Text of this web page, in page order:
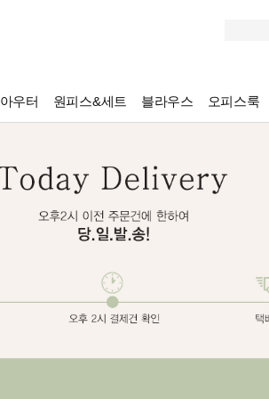
아우터 원피스&세트 블라우스 오피스룩